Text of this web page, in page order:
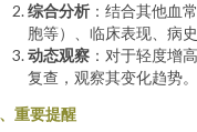
综合分析 ：结合其他血
胞等）、临床表现、病
动态观察 ：对于轻度增
复查，观察其变化趋势。
重要提醒